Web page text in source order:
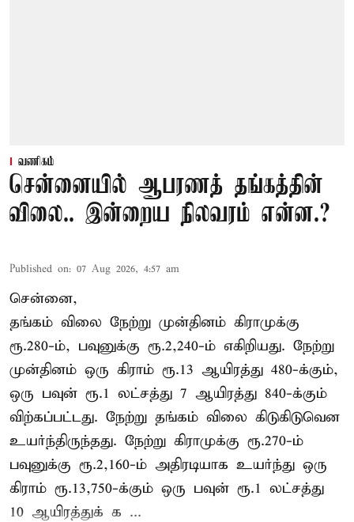
வணிகம்
சென்னையில் ஆபரணத் தங்கத்தின்
விலை.. இன்றைய நிலவரம் என்ன.?
Published on: 07 Aug 2026, 4:57 am
சென்னை,
தங்கம் விலை நேற்று முன்தினம் கிராமுக்கு
ரூ.280-ம், பவுனுக்கு ரூ.2,240-ம் எகிறியது. நேற்று
முன்தினம் ஒரு கிராம் ரூ.13 ஆயிரத்து 480-க்கும்,
ஒரு பவுன் ரூ.1 லட்சத்து 7 ஆயிரத்து 840-க்கும்
விற்கப்பட்டது. நேற்று தங்கம் விலை கிடுகிடுவென
உயர்ந்திருந்தது. நேற்று கிராமுக்கு ரூ.270-ம்
பவுனுக்கு ரூ.2,160-ம் அதிரடியாக உயர்ந்து ஒரு
கிராம் ரூ.13,750-க்கும் ஒரு பவுன் ரூ.1 லட்சத்து
10 ஆயிரத்துக் க ...